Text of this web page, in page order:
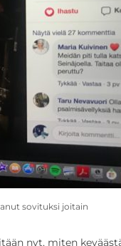
sovituksi joitain
nyt, miten